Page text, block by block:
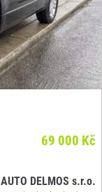
69 000 Kč
AUTO DELMOS s.r.o.